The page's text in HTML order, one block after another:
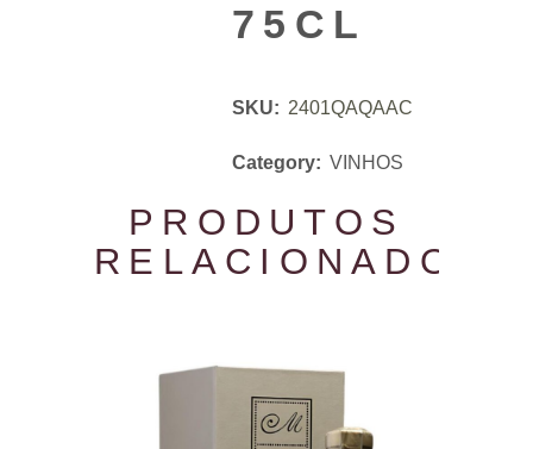
75CL
SKU: 2401QAQAAC
Category: VINHOS
PRODUTOS
RELACIONADOS